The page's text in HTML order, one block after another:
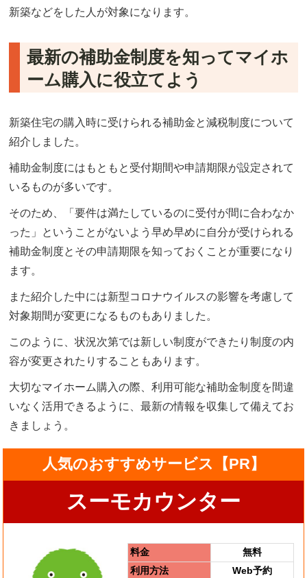
新築などをした人が対象になります。
最新の補助金制度を知ってマイホ
ーム購入に役立てよう
新築住宅の購入時に受けられる補助金と減税制度について
紹介しました。
補助金制度にはもともと受付期間や申請期限が設定されて
いるものが多いです。
そのため、「要件は満たしているのに受付が間に合わなか
った」ということがないよう早め早めに自分が受けられる
補助金制度とその申請期限を知っておくことが重要になり
ます。
また紹介した中には新型コロナウイルスの影響を考慮して
対象期間が変更になるものもありました。
このように、状況次第では新しい制度ができたり制度の内
容が変更されたりすることもあります。
大切なマイホーム購入の際、利用可能な補助金制度を間違
いなく活用できるように、最新の情報を収集して備えてお
きましょう。
人気のおすすめサービス【PR】
スーモカウンター
料金
無料
利用方法
Web予約